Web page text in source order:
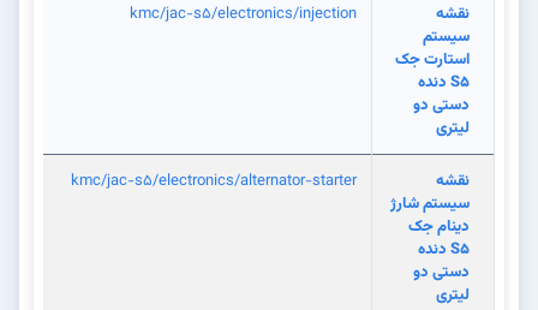
نقشه
سیستم
استارت جک
S5 دنده
دستی دو
لیتری
kmc/jac-s5/electronics/injection
نقشه
سیستم شارژ
دینام جک
S5 دنده
دستی دو
لیتری
kmc/jac-s5/electronics/alternator-starter